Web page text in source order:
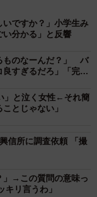
いですか？」小学生み
い分かる」と反響
ものなーんだ？」 バ
すぎるだろ」「完璧
」と泣く女性←それ簡
とじゃない」
信所に調査依頼 「撮
」→この質問の意味っ
リ言うわ」